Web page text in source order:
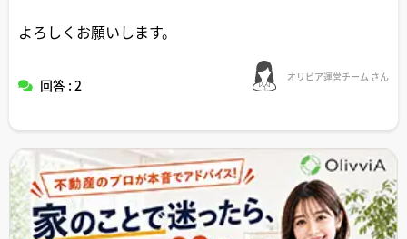
よろしくお願いします。
回答 : 2 オリビア運営チーム さん